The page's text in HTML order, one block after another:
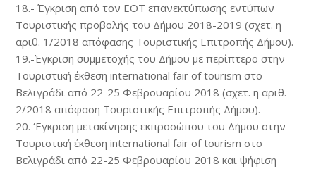
18.- Έγκριση από τον ΕΟΤ επανεκτύπωσης εντύπων
Τουριστικής προβολής του Δήμου 2018-2019 (σχετ. η
αριθ. 1/2018 απόφασης Τουριστικής Επιτροπής Δήμου).
19.-Έγκριση συμμετοχής του Δήμου με περίπτερο στην
Τουριστική έκθεση international fair of tourism στο
Βελιγράδι από 22-25 Φεβρουαρίου 2018 (σχετ. η αριθ.
2/2018 απόφαση Τουριστικής Επιτροπής Δήμου).
20. ‘Εγκριση μετακίνησης εκπροσώπου του Δήμου στην
Τουριστική έκθεση international fair of tourism στο
Βελιγράδι από 22-25 Φεβρουαρίου 2018 και ψήφιση